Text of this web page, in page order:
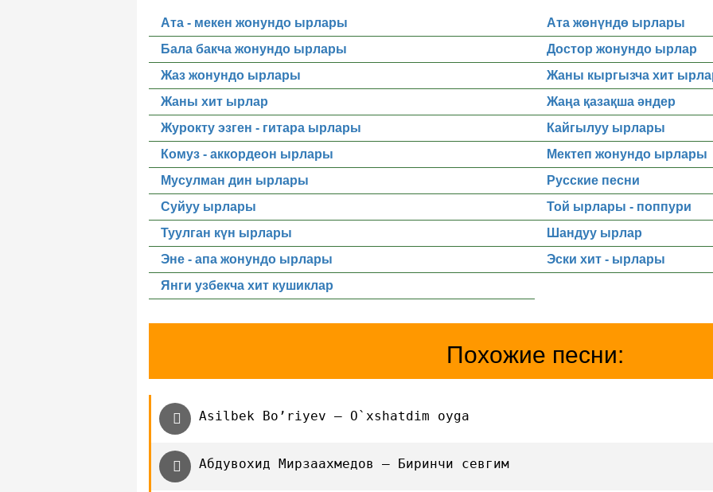
Ата - мекен жонундо ырлары
Ата жөнүндө ырлары
Бала бакча жонундо ырлары
Достор жонундо ырлар
Жаз жонундо ырлары
Жаны кыргызча хит
Жаны хит ырлар
Жаңа қазақша әндер
Журокту эзген - гитара ырлары
Кайгылуу ырлары
Комуз - аккордеон ырлары
Мектеп жонундо ырлары
Мусулман дин ырлары
Русские песни
Суйуу ырлары
Той ырлары - поппури
Туулган күн ырлары
Шандуу ырлар
Эне - апа жонундо ырлары
Эски хит - ырлары
Янги узбекча хит кушиклар
Похожие песни:
Asilbek Bo’riyev — O`xshatdim oyga
Абдувохид Мирзаахмедов — Биринчи севгим